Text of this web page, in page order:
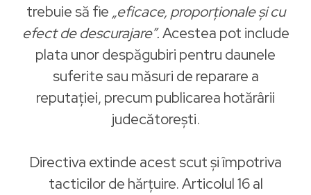
trebuie să fie „eficace, proporționale și cu
efect de descurajare”.Acestea pot include
plata unor despăgubiri pentru daunele
suferite sau măsuri de reparare a
reputației, precum publicarea hotărârii
judecătorești.
Directiva extinde acest scut și împotriva
tacticilor de hărțuire. Articolul 16 al